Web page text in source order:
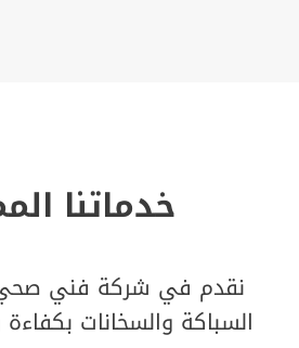
خدماتنا
نقدم في شركة فني
السباكة والسخانات بكفاءة